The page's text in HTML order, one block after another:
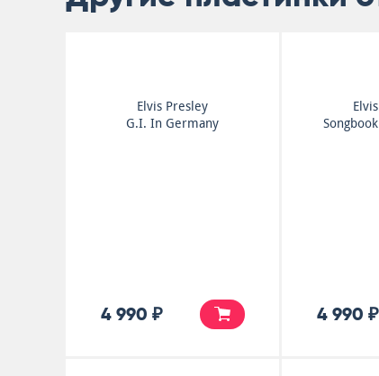
Elvis Presley
G.I. In Germany
4 990 ₽ 4 990 ₽